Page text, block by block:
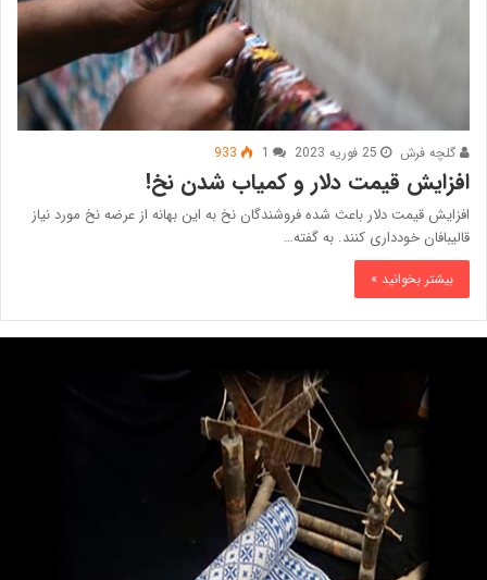
گلچه فرش 25 فوریه 2023 1
933
افزایش قیمت دلار و کمیاب شدن نخ!
افزایش قیمت دلار باعث شده فروشندگان نخ به این بهانه از عرضه نخ مورد نیاز
قالیبافان خودداری کنند. به گفته…
بیشتر بخوانید »